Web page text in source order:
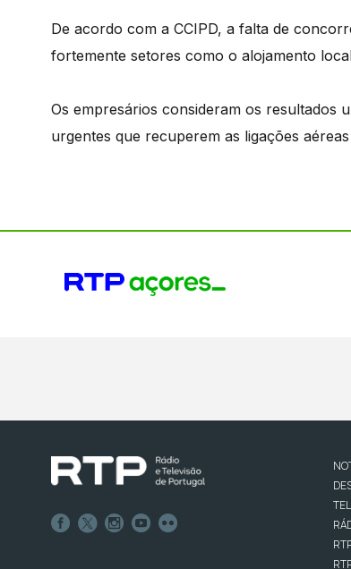
De acordo com a CCIPD, a falta de
fortemente setores como o alojamento
Os empresários consideram os resultados
urgentes que recuperem as ligações